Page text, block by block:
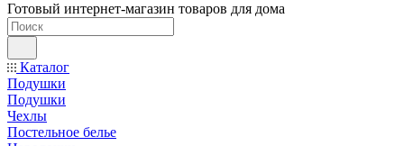
Готовый интернет-магазин товаров для дома
Каталог
Подушки
Подушки
Чехлы
Постельное белье